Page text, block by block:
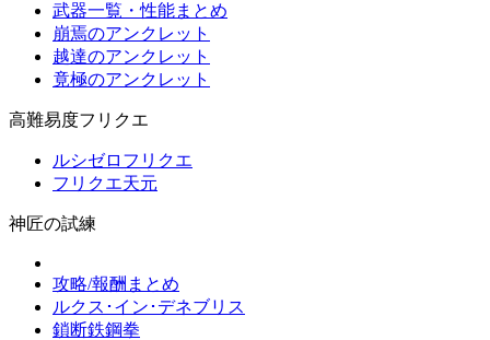
武器一覧・性能まとめ
崩焉のアンクレット
越達のアンクレット
竟極のアンクレット
高難易度フリクエ
ルシゼロフリクエ
フリクエ天元
神匠の試練
攻略/報酬まとめ
ルクス･イン･デネブリス
鎖断鉄鋼拳